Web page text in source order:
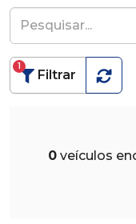
Filtrar
1
0 veículos